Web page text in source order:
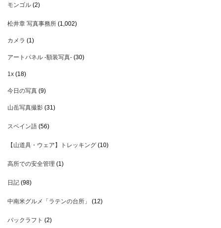
モンゴル (2)
松井章 写真事務所 (1,002)
カメラ (1)
アートパネル -額装写真- (30)
1x (18)
今日の写真 (9)
山岳写真撮影 (31)
スペイン語 (56)
【山道具・ウェア】トレッキング (10)
高所での安全管理 (1)
日記 (98)
中南米グルメ「ラテンの台所」 (12)
パックラフト (2)